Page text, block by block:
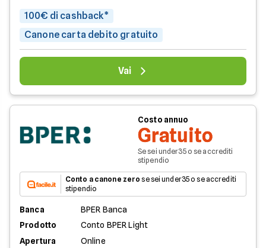
100€ di cashback*
Canone carta debito gratuito
Vai
Costo annuo
Gratuito
Se sei under35 o se accrediti
stipendio
Conto a canone zero se sei under35 o se accrediti
stipendio
Banca
BPER Banca
Prodotto
Conto BPER Light
Apertura
Online